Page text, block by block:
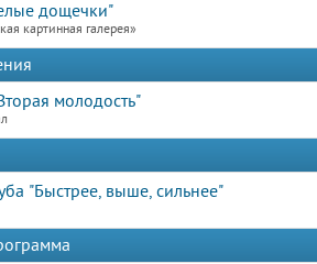
дощечки"
картинная галерея»
молодость"
"Быстрее, выше, сильнее"